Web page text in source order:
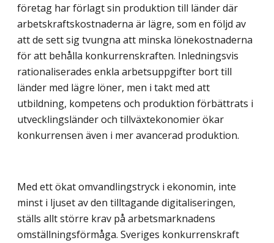
företag har förlagt sin produktion till länder där
arbetskraftskostnaderna är lägre, som en följd av
att de sett sig tvungna att minska lönekostnaderna
för att behålla konkurrenskraften. Inledningsvis
rationaliserades enkla arbetsuppgifter bort till
länder med lägre löner, men i takt med att
utbildning, kompetens och produktion förbättrats i
utvecklingsländer och tillväxtekonomier ökar
konkurrensen även i mer avancerad produktion.
Med ett ökat omvandlingstryck i ekonomin, inte
minst i ljuset av den tilltagande digitaliseringen,
ställs allt större krav på arbetsmarknadens
omställningsförmåga. Sveriges konkurrenskraft